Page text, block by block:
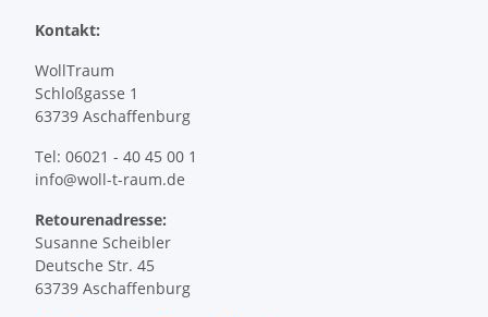
Kontakt:
WollTraum
Schloßgasse 1
63739 Aschaffenburg
Tel: 06021 - 40 45 00 1
info@woll-t-raum.de
Retourenadresse:
Susanne Scheibler
Deutsche Str. 45
63739 Aschaffenburg